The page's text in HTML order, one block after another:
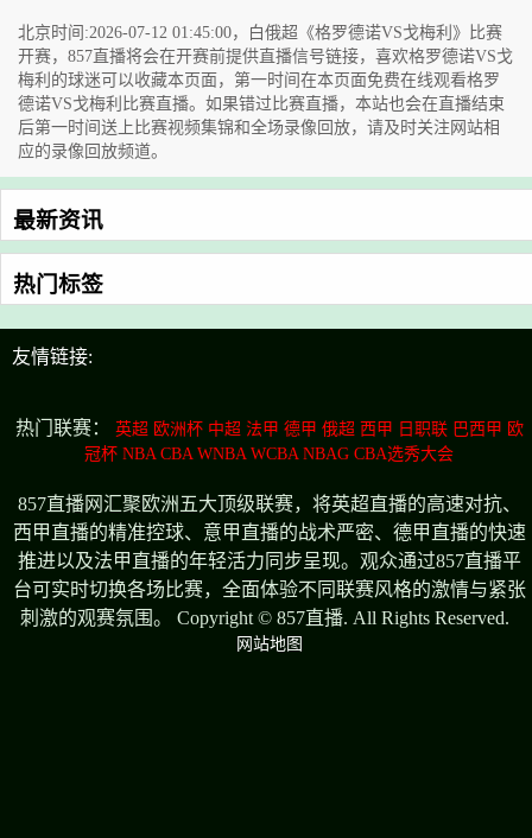
北京时间:2026-07-12 01:45:00，白俄超《格罗德诺VS戈梅利》比赛
开赛，857直播将会在开赛前提供直播信号链接，喜欢格罗德诺VS戈
梅利的球迷可以收藏本页面，第一时间在本页面免费在线观看格罗
德诺VS戈梅利比赛直播。如果错过比赛直播，本站也会在直播结束
后第一时间送上比赛视频集锦和全场录像回放，请及时关注网站相
应的录像回放频道。
最新资讯
热门标签
友情链接:
热门联赛： 英超 欧洲杯 中超 法甲 德甲 俄超 西甲 日职联 巴西甲 欧
冠杯 NBA CBA WNBA WCBA NBAG CBA选秀大会
857直播网汇聚欧洲五大顶级联赛，将英超直播的高速对抗、
西甲直播的精准控球、意甲直播的战术严密、德甲直播的快速
推进以及法甲直播的年轻活力同步呈现。观众通过857直播平
台可实时切换各场比赛，全面体验不同联赛风格的激情与紧张
刺激的观赛氛围。 Copyright © 857直播. All Rights Reserved.
网站地图